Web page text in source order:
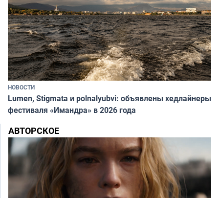
НОВОСТИ
Lumen, Stigmata и polnalyubvi: объявлены хедлайнеры
фестиваля «Имандра» в 2026 года
АВТОРСКОЕ